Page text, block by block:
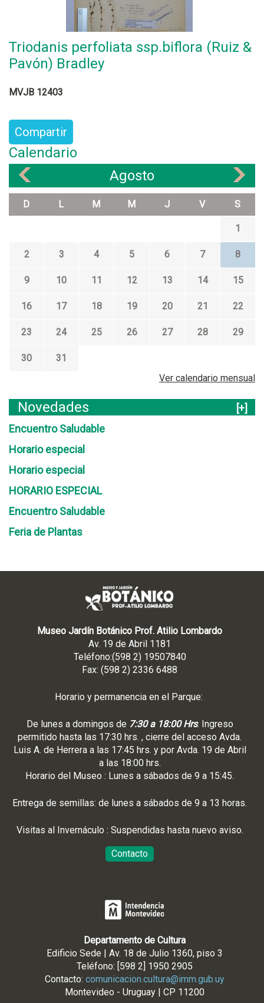
Triodanis perfoliata ssp.biflora (Ruiz &
Pavón) Bradley
MVJB 12403
Compartir
Calendario
Agosto
D L M M J V S
1
2 3 4 5 6 7 8
9 10 11 12 13 14 15
16 17 18 19 20 21 22
23 24 25 26 27 28 29
30
31
Ver calendario mensual
Novedades
[+]
Encuentro Saludable
Horario especial
Horario especial
HORARIO ESPECIAL
Encuentro Saludable
Feria de Plantas
Museo Jardín Botánico Prof. Atilio Lombardo
Av. 19 de Abril 1181
Teléfono:(598 2) 19507840
Fax: (598 2) 2336 6488
Horario y permanencia en el Parque:
De lunes a domingos de 7:30 a 18:00 Hrs. Ingreso
permitido hasta las 17:30 hrs. , cierre del acceso Avda.
Luis A. de Herrera a las 17:45 hrs. y por Avda. 19 de Abril
a las 18:00 hrs.
Horario del Museo : Lunes a sábados de 9 a 15:45.
Entrega de semillas: de lunes a sábados de 9 a 13 horas.
Visitas al Invernáculo : Suspendidas hasta nuevo aviso.
Contacto
Departamento de Cultura
Edificio Sede | Av. 18 de Julio 1360, piso 3
Teléfono: [598 2] 1950 2905
Contacto: comunicacion.cultura@imm.gub.uy
Montevideo - Uruguay | CP 11200